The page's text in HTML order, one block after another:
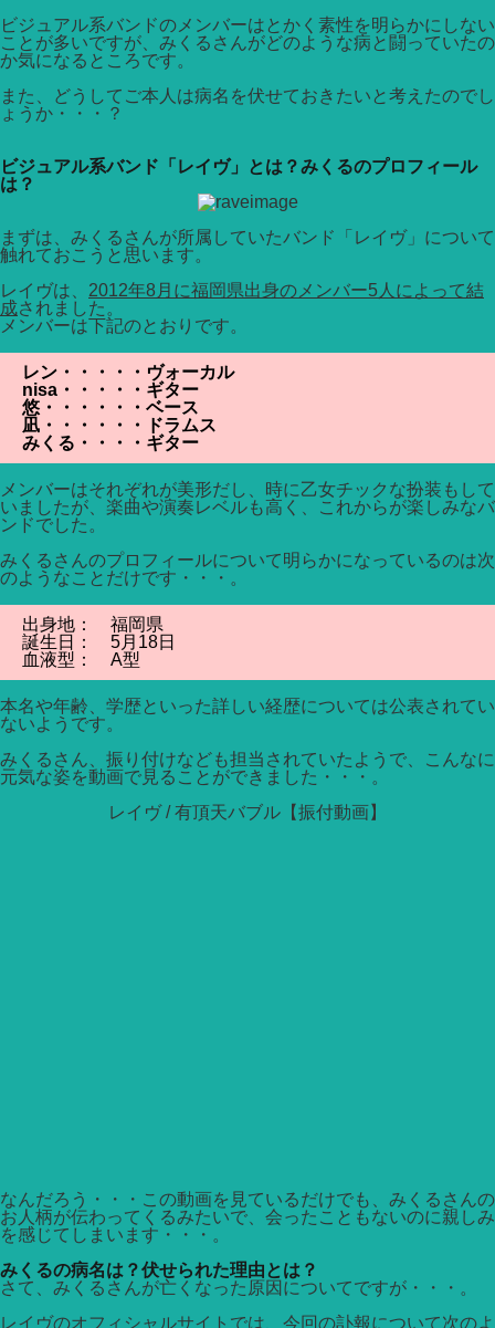
ビジュアル系バンドのメンバーはとかく素性を明らかにしない
ことが多いですが、みくるさんがどのような病と闘っていたの
か気になるところです。
また、どうしてご本人は病名を伏せておきたいと考えたのでし
ょうか・・・？
ビジュアル系バンド「レイヴ」とは？みくるのプロフィール
は？
まずは、みくるさんが所属していたバンド「レイヴ」について
触れておこうと思います。
レイヴは、 2012年8月に福岡県出身のメンバー5人によって結
成されました。
メンバーは下記のとおりです。
レン・・・・・ヴォーカル
nisa・・・・・ギター
悠・・・・・・ベース
凪・・・・・・ドラムス
みくる・・・・ギター
メンバーはそれぞれが美形だし、時に乙女チックな扮装もして
いましたが、楽曲や演奏レベルも高く、これからが楽しみなバ
ンドでした。
みくるさんのプロフィールについて明らかになっているのは次
のようなことだけです・・・。
出身地： 福岡県
誕生日： 5月18日
血液型： A型
本名や年齢、学歴といった詳しい経歴については公表されてい
ないようです。
みくるさん、振り付けなども担当されていたようで、こんなに
元気な姿を動画で見ることができました・・・。
レイヴ / 有頂天バブル【振付動画】
なんだろう・・・この動画を見ているだけでも、みくるさんの
お人柄が伝わってくるみたいで、会ったこともないのに親しみ
を感じてしまいます・・・。
みくるの病名は？伏せられた理由とは？
さて、みくるさんが亡くなった原因についてですが・・・。
レイヴのオフィシャルサイトでは、今回の訃報について次のよ